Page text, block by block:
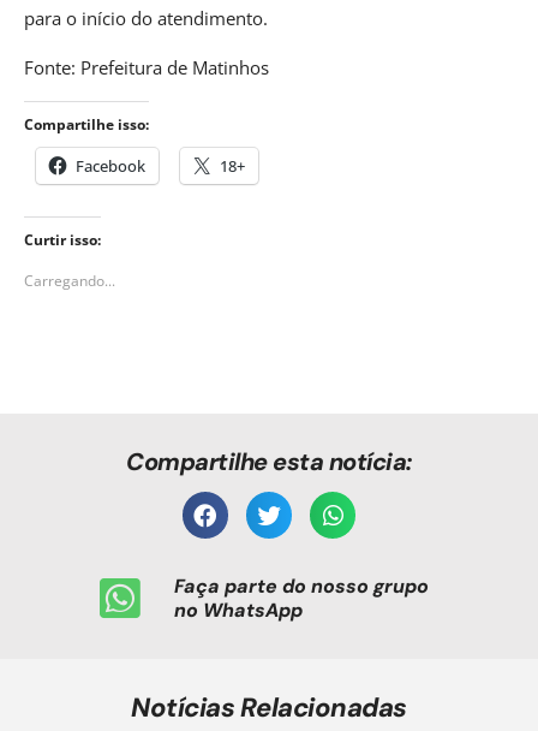
para o início do atendimento.
Fonte: Prefeitura de Matinhos
Compartilhe isso:
Facebook 18+
Curtir isso:
Carregando...
Compartilhe esta notícia:
Faça parte do nosso grupo
no WhatsApp
Notícias Relacionadas